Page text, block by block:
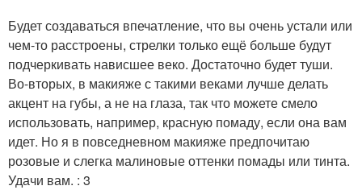
Будет создаваться впечатление, что вы очень устали или
чем-то расстроены, стрелки только ещё больше будут
подчеркивать нависшее веко. Достаточно будет туши.
Во-вторых, в макияже с такими веками лучше делать
акцент на губы, а не на глаза, так что можете смело
использовать, например, красную помаду, если она вам
идет. Но я в повседневном макияже предпочитаю
розовые и слегка малиновые оттенки помады или тинта.
Удачи вам. : 3